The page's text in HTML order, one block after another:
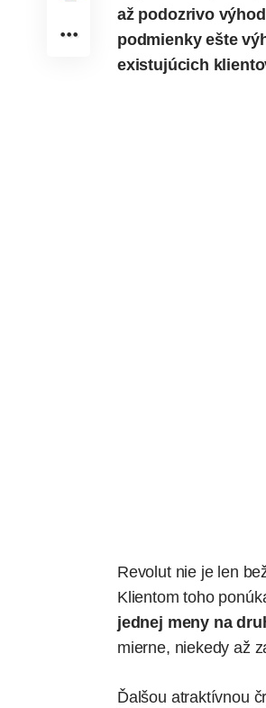
až podozrivo
podmienky ešte
existujúcich
Revolut nie je len
Klientom toho
jednej meny na
mierne, niekedy až
Ďalšou atraktívnou